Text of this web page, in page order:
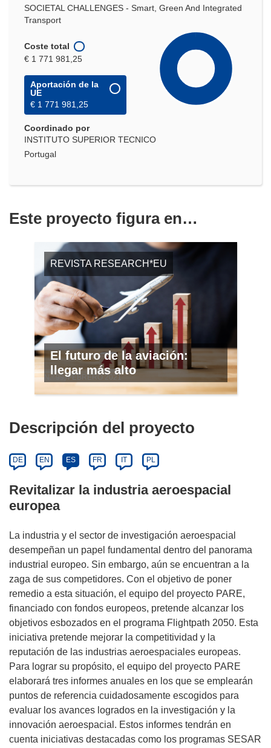
SOCIETAL CHALLENGES - Smart, Green And Integrated
Transport
Coste total
€ 1 771 981,25
Aportación de la
UE
€ 1 771 981,25
Coordinado por
INSTITUTO SUPERIOR TECNICO
Portugal
Este proyecto figura en…
REVISTA RESEARCH*EU
El futuro de la aviación:
llegar más alto
N.º 99, FEBRERO 2021
Descripción del proyecto
DE EN ES FR IT PL
Revitalizar la industria aeroespacial
europea
La industria y el sector de investigación aeroespacial
desempeñan un papel fundamental dentro del panorama
industrial europeo. Sin embargo, aún se encuentran a la
zaga de sus competidores. Con el objetivo de poner
remedio a esta situación, el equipo del proyecto PARE,
financiado con fondos europeos, pretende alcanzar los
objetivos esbozados en el programa Flightpath 2050. Esta
iniciativa pretende mejorar la competitividad y la
reputación de las industrias aeroespaciales europeas.
Para lograr su propósito, el equipo del proyecto PARE
elaborará tres informes anuales en los que se emplearán
puntos de referencia cuidadosamente escogidos para
evaluar los avances logrados en la investigación y la
innovación aeroespacial. Estos informes tendrán en
cuenta iniciativas destacadas como los programas SESAR